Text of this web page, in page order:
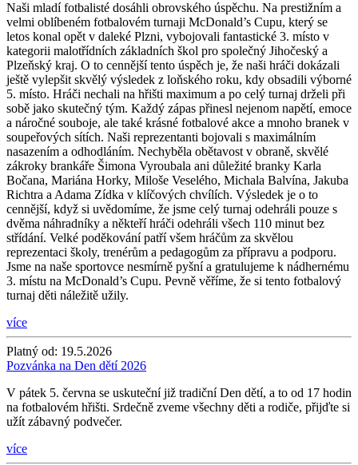
Naši mladí fotbalisté dosáhli obrovského úspěchu. Na prestižním a
velmi oblíbeném fotbalovém turnaji McDonald’s Cupu, který se
letos konal opět v daleké Plzni, vybojovali fantastické 3. místo v
kategorii malotřídních základních škol pro společný Jihočeský a
Plzeňský kraj. O to cennější tento úspěch je, že naši hráči dokázali
ještě vylepšit skvělý výsledek z loňského roku, kdy obsadili výborné
5. místo. Hráči nechali na hřišti maximum a po celý turnaj drželi při
sobě jako skutečný tým. Každý zápas přinesl nejenom napětí, emoce
a náročné souboje, ale také krásné fotbalové akce a mnoho branek v
soupeřových sítích. Naši reprezentanti bojovali s maximálním
nasazením a odhodláním. Nechyběla obětavost v obraně, skvělé
zákroky brankáře Šimona Vyroubala ani důležité branky Karla
Bočana, Mariána Horky, Miloše Veselého, Michala Balvína, Jakuba
Richtra a Adama Zídka v klíčových chvílích. Výsledek je o to
cennější, když si uvědomíme, že jsme celý turnaj odehráli pouze s
dvěma náhradníky a někteří hráči odehráli všech 110 minut bez
střídání. Velké poděkování patří všem hráčům za skvělou
reprezentaci školy, trenérům a pedagogům za přípravu a podporu.
Jsme na naše sportovce nesmírně pyšní a gratulujeme k nádhernému
3. místu na McDonald’s Cupu. Pevně věříme, že si tento fotbalový
turnaj děti náležitě užily.
více
Platný od: 19.5.2026
Pozvánka na Den dětí 2026
V pátek 5. června se uskuteční již tradiční Den dětí, a to od 17 hodin
na fotbalovém hřišti. Srdečně zveme všechny děti a rodiče, přijďte si
užít zábavný podvečer.
více